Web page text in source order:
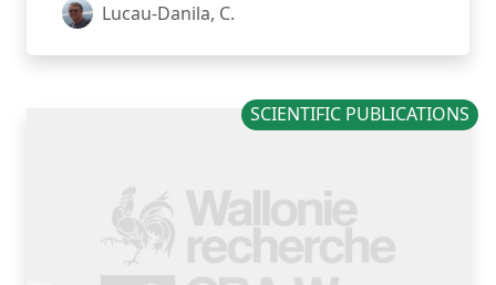
Lucau-Danila, C.
SCIENTIFIC PUBLICATIONS